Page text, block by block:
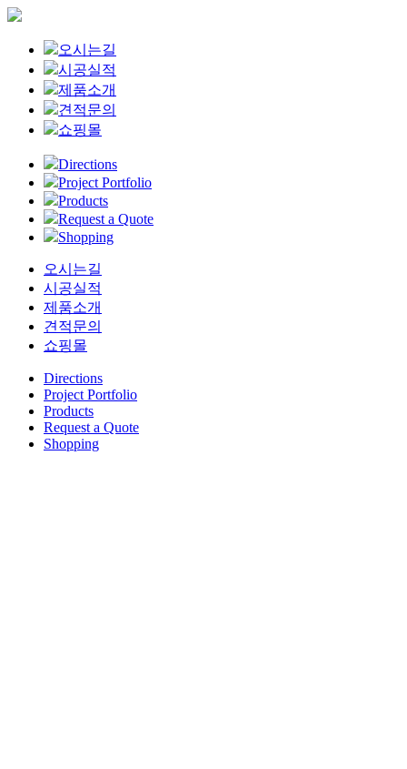
오시는길
시공실적
제품소개
견적문의
쇼핑몰
Directions
Project Portfolio
Products
Request a Quote
Shopping
오시는길
시공실적
제품소개
견적문의
쇼핑몰
Directions
Project Portfolio
Products
Request a Quote
Shopping